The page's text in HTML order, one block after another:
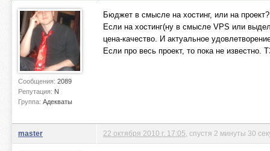
Сообщения: 2089
Репутация: N
Группа: Адекваты
Бюджет в смысле на хостинг, или на проект?
Если на хостинг(ну в смысле VPS или
цена-качество. И актуальное
Если про весь проект, то пока не известно.
master 22 октября 2010 г. 17:05 , спустя 2 минуты 30